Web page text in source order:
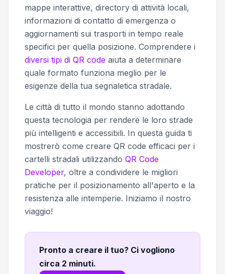
mappe interattive, directory di attività locali,
informazioni di contatto di emergenza o
aggiornamenti sui trasporti in tempo reale
specifici per quella posizione. Comprendere i
diversi tipi di QR code aiuta a determinare
quale formato funziona meglio per le
esigenze della tua segnaletica stradale.
Le città di tutto il mondo stanno adottando
questa tecnologia per rendere le loro strade
più intelligenti e accessibili. In questa guida ti
mostrerò come creare QR code efficaci per i
cartelli stradali utilizzando QR Code
Developer, oltre a condividere le migliori
pratiche per il posizionamento all'aperto e la
resistenza alle intemperie. Iniziamo il nostro
viaggio!
Pronto a creare il tuo? Ci vogliono
circa 2 minuti.